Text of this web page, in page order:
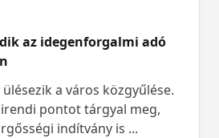
az idegenforgalmi adó
a város közgyűlése.
pontot tárgyal meg,
indítvány is ...